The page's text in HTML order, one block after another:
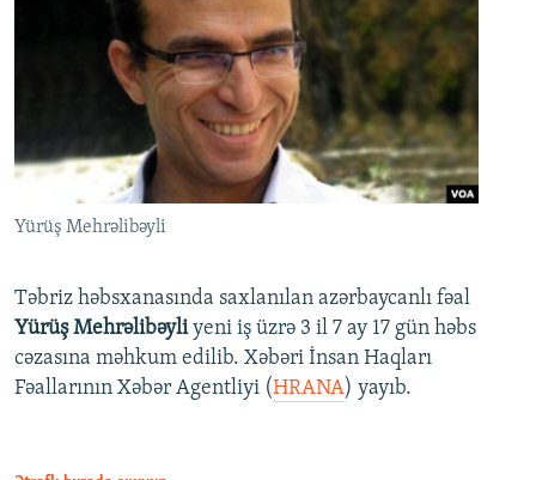
Yürüş Mehrəlibəyli
Təbriz həbsxanasında saxlanılan azərbaycanlı fəal
Yürüş Mehrəlibəyliyeni iş üzrə 3 il 7 ay 17 gün həbs
cəzasına məhkum edilib. Xəbəri İnsan Haqları
Fəallarının Xəbər Agentliyi (HRANA) yayıb.